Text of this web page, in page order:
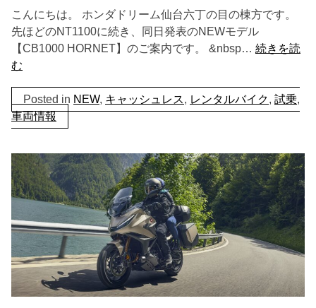
こんにちは。 ホンダドリーム仙台六丁の目の棟方です。
先ほどのNT1100に続き、同日発表のNEWモデル
【CB1000 HORNET】のご案内です。 &nbsp… 続きを読
む
Posted in NEW, キャッシュレス, レンタルバイク, 試乗,
車両情報